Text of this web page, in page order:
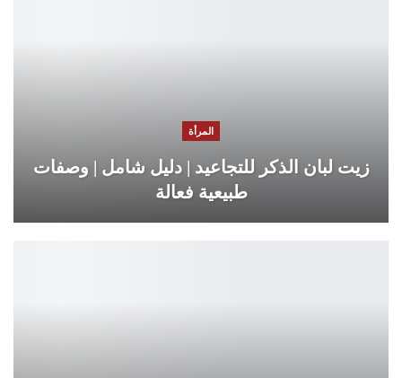
المرأة
زيت لبان الذكر للتجاعيد | دليل شامل | وصفات
طبيعية فعالة